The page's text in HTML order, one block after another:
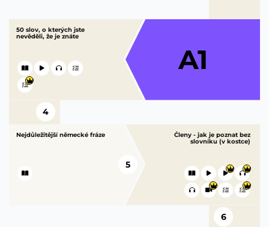
50 slov, o kterých jste
nevěděli, že je znáte
4
A1
Nejdůležitější německé fráze
5
Členy - jak je poznat bez
slovníku (v kostce)
6